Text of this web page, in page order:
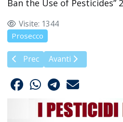
Ban the Use of Pesticides”
Visite: 1344
Prosecco
Articolo precedente: Carlo
Prec Articolo successivo:
Avanti